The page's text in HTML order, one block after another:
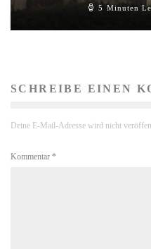
5 Minuten
SCHREIBE EINEN
Deine E-Mail-Adresse wird nicht
Kommentar *